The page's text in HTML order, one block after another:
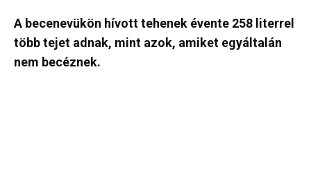
A becenevükön hívott tehenek évente 258 literrel
több tejet adnak, mint azok, amiket egyáltalán
nem becéznek.